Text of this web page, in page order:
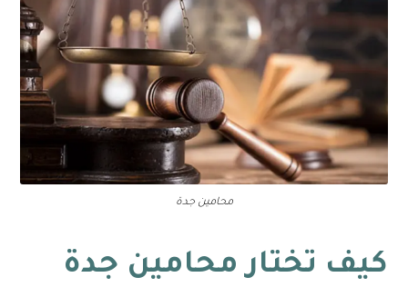
محامين جدة
كيف تختار محامين جدة